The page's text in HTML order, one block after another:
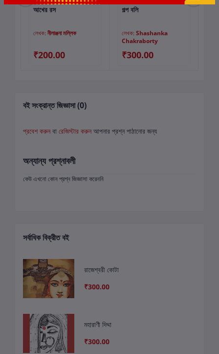
কার্টে যোগ করুন
আখের রস
লেখক: নীলাঞ্জনা মল্লিক
₹200.00
কার্টে যোগ করুন
গল্প বলি
লেখক: Shashanka
Chakraborty
₹300.00
বই সংক্রান্ত জিজ্ঞাসা (0)
প্রবেশ করুন বা রেজিস্টার করুন আপনার প্রশ্ন পাঠানোর জন্য
অন্যান্য প্রশ্নাবলী
কেউ এখনো কোন প্রশ্ন জিজ্ঞাসা করেননি
সর্বাধিক বিক্রীত বই
রাজেশ্বরী কোটা
₹300.00
মহারাণী দিদ্দা
₹300.00